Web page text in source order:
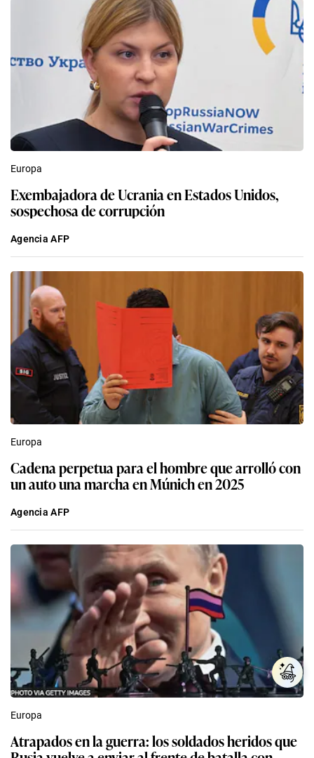
Europa
Exembajadora de Ucrania en Estados Unidos,
sospechosa de corrupción
Agencia AFP
Europa
Cadena perpetua para el hombre que arrolló con
un auto una marcha en Múnich en 2025
Agencia AFP
Europa
Atrapados en la guerra: los soldados heridos que